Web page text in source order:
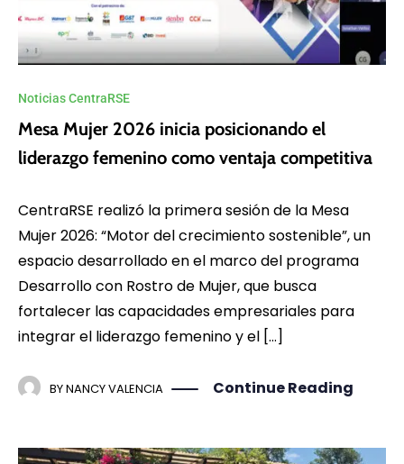
Noticias CentraRSE
Mesa Mujer 2026 inicia posicionando el
liderazgo femenino como ventaja competitiva
CentraRSE realizó la primera sesión de la Mesa
Mujer 2026: “Motor del crecimiento sostenible”, un
espacio desarrollado en el marco del programa
Desarrollo con Rostro de Mujer, que busca
fortalecer las capacidades empresariales para
integrar el liderazgo femenino y el […]
BYNANCY VALENCIA Continue Reading